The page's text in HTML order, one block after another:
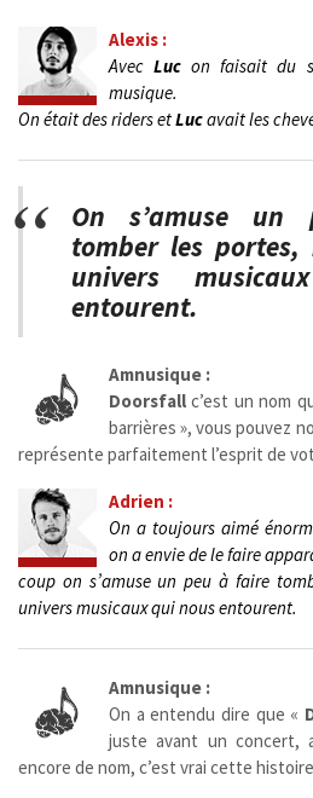
Alexis :
AvecLuc on faisait du
musique.
On était des riders etLucavait les
On s’amuse
tomber les portes,
univers
entourent.
Amnusique :
Doorsfall c’est un nom
barrières », vous pouvez
représente parfaitement l’esprit de
Adrien :
On a toujours aimé
on a envie de le faire
coup on s’amuse un peu à faire
univers musicaux qui nous entourent.
Amnusique :
On a entendu dire que «
juste avant un concert,
encore de nom, c’est vrai cette